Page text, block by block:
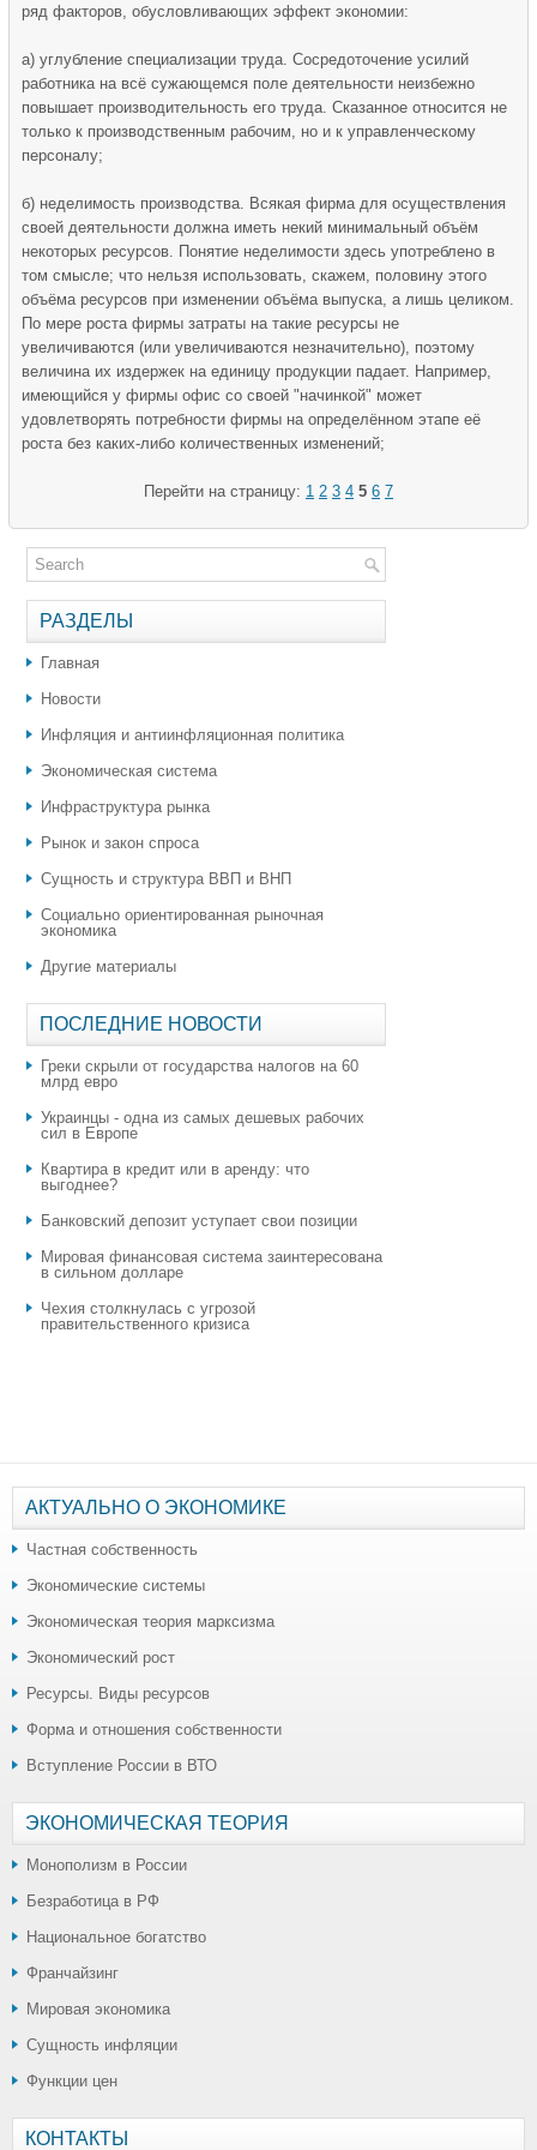
ряд факторов, обусловливающих эффект экономии:
а) углубление специализации труда. Сосредоточение усилий
работника на всё сужающемся поле деятельности неизбежно
повышает производительность его труда. Сказанное относится не
только к производственным рабочим, но и к управленческому
персоналу;
б) неделимость производства. Всякая фирма для осуществления
своей деятельности должна иметь некий минимальный объём
некоторых ресурсов. Понятие неделимости здесь употреблено в
том смысле; что нельзя использовать, скажем, половину этого
объёма ресурсов при изменении объёма выпуска, а лишь целиком.
По мере роста фирмы затраты на такие ресурсы не
увеличиваются (или увеличиваются незначительно), поэтому
величина их издержек на единицу продукции падает. Например,
имеющийся у фирмы офис со своей "начинкой" может
удовлетворять потребности фирмы на определённом этапе её
роста без каких-либо количественных изменений;
Перейти на страницу: 1 2 3 4 5 6 7
РАЗДЕЛЫ
Главная
Новости
Инфляция и антиинфляционная политика
Экономическая система
Инфраструктура рынка
Рынок и закон спроса
Сущность и структура ВВП и ВНП
Социально ориентированная рыночная
экономика
Другие материалы
ПОСЛЕДНИЕ НОВОСТИ
Греки скрыли от государства налогов на 60
млрд евро
Украинцы - одна из самых дешевых рабочих
сил в Европе
Квартира в кредит или в аренду: что
выгоднее?
​Банковский депозит уступает свои позиции
Мировая финансовая система заинтересована
в сильном долларе
Чехия столкнулась с угрозой
правительственного кризиса
АКТУАЛЬНО О ЭКОНОМИКЕ
Частная собственность
Экономические системы
Экономическая теория марксизма
Экономический рост
Ресурсы. Виды ресурсов
Форма и отношения собственности
Вступление России в ВТО
ЭКОНОМИЧЕСКАЯ ТЕОРИЯ
Монополизм в России
Безработица в РФ
Национальное богатство
Франчайзинг
Мировая экономика
Сущность инфляции
Функции цен
КОНТАКТЫ